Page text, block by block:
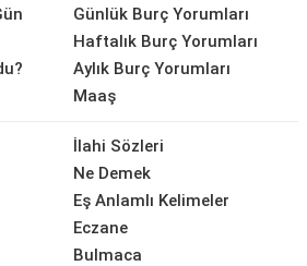
Günlük Burç Yorumları
Haftalık Burç Yorumları
Aylık Burç Yorumları
Maaş
İlahi Sözleri
Ne Demek
Eş Anlamlı Kelimeler
Eczane
Bulmaca